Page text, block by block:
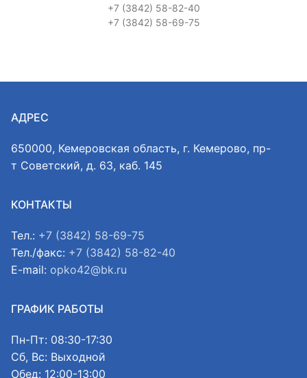
+7 (3842) 58-82-40
+7 (3842) 58-69-75
АДРЕС
650000, Кемеровская область, г. Кемерово, пр-
т Советский, д. 63, каб. 145
КОНТАКТЫ
Тел.: +7 (3842) 58-69-75
Тел./факс: +7 (3842) 58-82-40
E-mail: opko42@bk.ru
ГРАФИК РАБОТЫ
Пн-Пт: 08:30-17:30
Сб, Вс: Выходной
Обед: 12:00-13:00